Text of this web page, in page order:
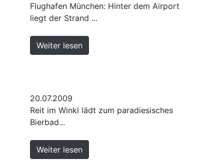
Flughafen München: Hinter dem Airport
liegt der Strand ...
Weiter lesen
20.07.2009
Reit im Winkl lädt zum paradiesisches
Bierbad...
Weiter lesen